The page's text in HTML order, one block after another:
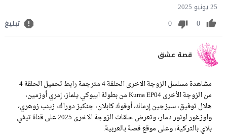
25 يونيو 2025
0
0 تبليغ
قصة عشق
مشاهدة مسلسل الزوجة الاخرى الحلقة 4 مترجمة رابط تحميل الحلقة 4
من الزوجة الأخرى Kuma EP04 من بطولة ايبوكي يلماز، إمري أوزمين،
هلال توفيق، سيزجين إرماك، أوفوك كابلان، جنكيز دوراك، زينب زوهري،
واوزغور اونور دمار، وتعرض حلقات الزوجة الاخرى 2025 على قناة تيفي
بلاي بالتركية، وعلى موقع قصة بالعربية.